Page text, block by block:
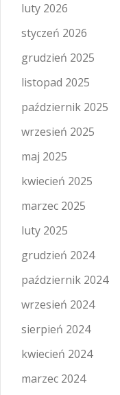
luty 2026
styczeń 2026
grudzień 2025
listopad 2025
październik 2025
wrzesień 2025
maj 2025
kwiecień 2025
marzec 2025
luty 2025
grudzień 2024
październik 2024
wrzesień 2024
sierpień 2024
kwiecień 2024
marzec 2024